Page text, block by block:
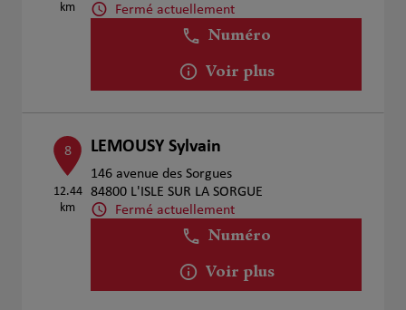
km
Fermé actuellement
Numéro
Voir plus
8
12.44
km
LEMOUSY Sylvain
146 avenue des Sorgues
84800 L'ISLE SUR LA SORGUE
Fermé actuellement
Numéro
Voir plus